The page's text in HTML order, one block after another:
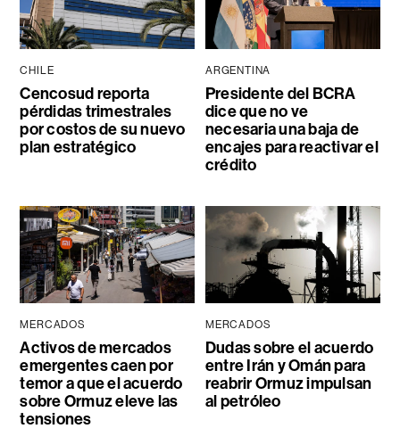
CHILE
Cencosud reporta
pérdidas trimestrales
por costos de su nuevo
plan estratégico
ARGENTINA
Presidente del BCRA
dice que no ve
necesaria una baja de
encajes para reactivar el
crédito
MERCADOS
Activos de mercados
emergentes caen por
temor a que el acuerdo
sobre Ormuz eleve las
tensiones
MERCADOS
Dudas sobre el acuerdo
entre Irán y Omán para
reabrir Ormuz impulsan
al petróleo